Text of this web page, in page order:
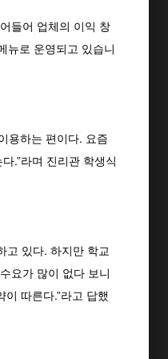
들어 업체의 이익 창
뉴로 운영되고 있습니
용하는 편이다. 요즘
.”라며 진리관 학생식
고 있다. 하지만 학교
요가 많이 없다 보니
따른다.”라고 답했